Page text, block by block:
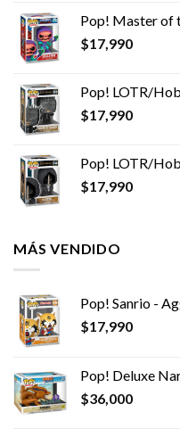
Pop! Master of
$17,990
Pop! LOTR/
$17,990
Pop! LOTR/
$17,990
MÁS VENDIDO
Pop! Sanrio -
$17,990
Pop! Deluxe
$36,000